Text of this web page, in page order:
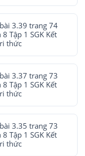
3.39 trang 74
8 Tập 1 SGK Kết
thức
3.37 trang 73
8 Tập 1 SGK Kết
thức
3.35 trang 73
8 Tập 1 SGK Kết
thức